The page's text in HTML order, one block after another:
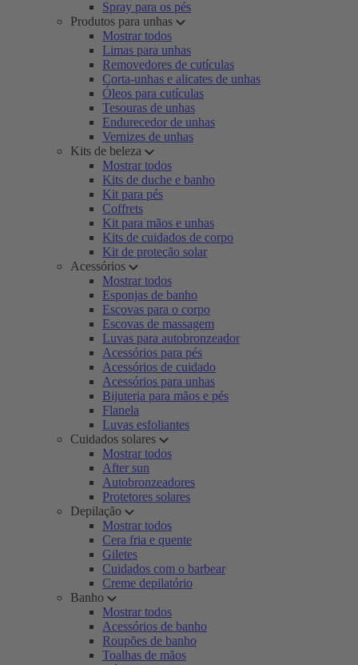
Spray para os pés
Produtos para unhas
Mostrar todos
Limas para unhas
Removedores de cutículas
Corta-unhas e alicates de unhas
Óleos para cutículas
Tesouras de unhas
Endurecedor de unhas
Vernizes de unhas
Kits de beleza
Mostrar todos
Kits de duche e banho
Kit para pés
Coffrets
Kit para mãos e unhas
Kits de cuidados de corpo
Kit de proteção solar
Acessórios
Mostrar todos
Esponjas de banho
Escovas para o corpo
Escovas de massagem
Luvas para autobronzeador
Acessórios para pés
Acessórios de cuidado
Acessórios para unhas
Bijuteria para mãos e pés
Flanela
Luvas esfoliantes
Cuidados solares
Mostrar todos
After sun
Autobronzeadores
Protetores solares
Depilação
Mostrar todos
Cera fria e quente
Giletes
Cuidados com o barbear
Creme depilatório
Banho
Mostrar todos
Acessórios de banho
Roupões de banho
Toalhas de mãos